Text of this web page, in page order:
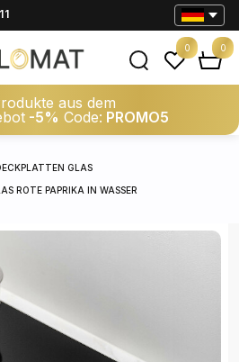
aus dem
-5% Code: PROMO5
0 0
GLAS
ROTE PAPRIKA IN WASSER